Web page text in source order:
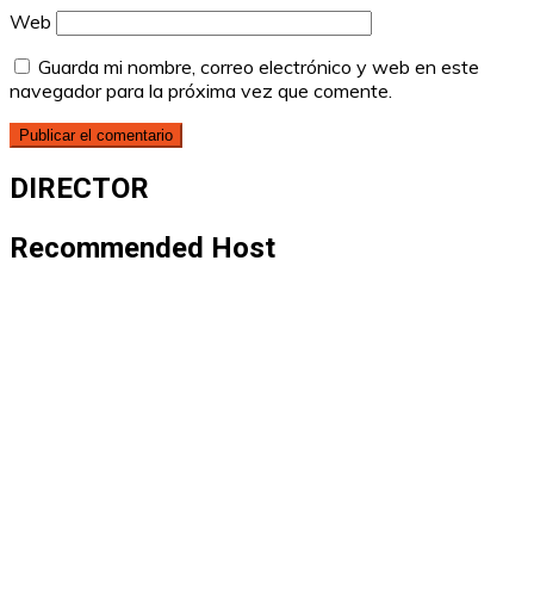
Web
Guarda mi nombre, correo electrónico y web en este
navegador para la próxima vez que comente.
DIRECTOR
Recommended Host